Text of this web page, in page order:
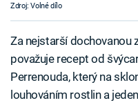
Zdroj: Volné dílo
Za nejstarší dochovanou
považuje recept od
Perrenouda, který na
louhováním rostlin a